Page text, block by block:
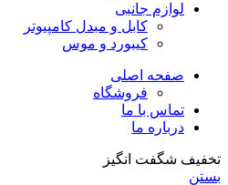
لوازم جانبی
کابل و مبدل کامپیوتر
کیبورد و موس
صفحه اصلی
فروشگاه
تماس با ما
درباره ما
تخفیف شگفت انگیز
بستن